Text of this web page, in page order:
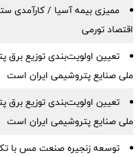
ممیزی بیمه آسیا / کارآمدی
اقتصاد تورمی
تعیین اولویت‌بندی توزیع برق
ملی صنایع پتروشیمی ایران است
تعیین اولویت‌بندی توزیع برق
ملی صنایع پتروشیمی ایران است
توسعه زنجیره صنعت مس با